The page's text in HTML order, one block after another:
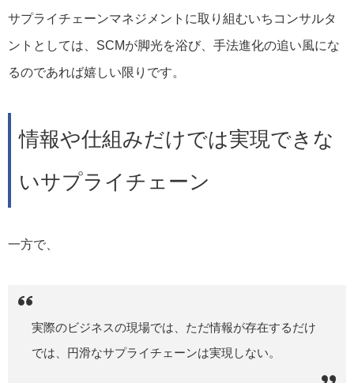
サプライチェーンマネジメントに取り組むいちコンサルタ
ントとしては、SCMが脚光を浴び、手法進化の追い風にな
るのであれば嬉しい限りです。
情報や仕組みだけでは実現できな
いサプライチェーン
一方で、
実際のビジネスの現場では、ただ情報が存在するだけ
では、円滑なサプライチェーンは実現しない。